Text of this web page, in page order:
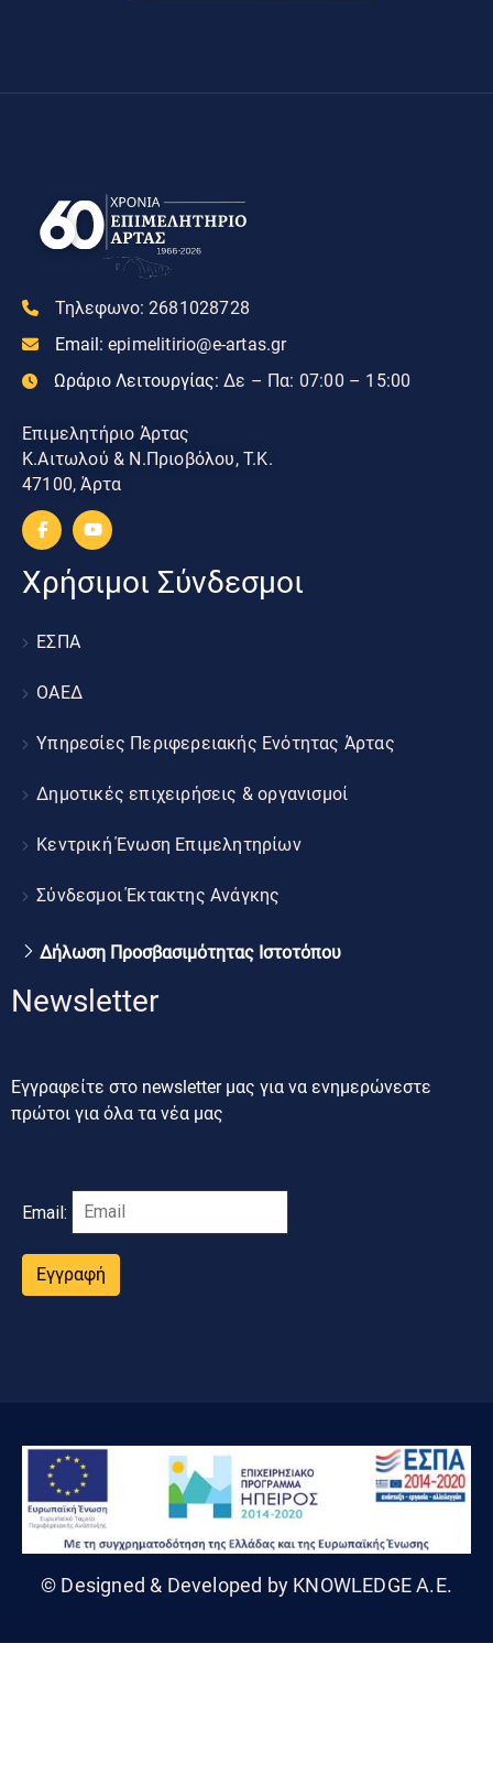
Τηλεφωνο: 2681028728
Email: epimelitirio@e-artas.gr
Ωράριο Λειτουργίας: Δε – Πα: 07:00 – 15:00
Επιμελητήριο Άρτας
Κ.Αιτωλού & Ν.Πριοβόλου, Τ.Κ.
47100, Άρτα
Χρήσιμοι Σύνδεσμοι
ΕΣΠΑ
ΟΑΕΔ
Υπηρεσίες Περιφερειακής Ενότητας Άρτας
Δημοτικές επιχειρήσεις & οργανισμοί
Κεντρική Ένωση Επιμελητηρίων
Σύνδεσμοι Έκτακτης Ανάγκης
Δήλωση Προσβασιμότητας Ιστοτόπου
Newsletter
Εγγραφείτε στο newsletter μας για να ενημερώνεστε
πρώτοι για όλα τα νέα μας
Email:
Εγγραφή
© Designed & Developed by KNOWLEDGE A.E.